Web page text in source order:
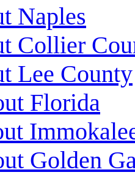
Naples
Collier
Lee County
Florida
Golden